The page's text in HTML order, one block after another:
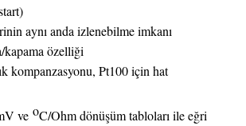
aynı anda izlenebilme imkanı
kapama özelliği
kompanzasyonu, Pt100 için hat
ve oC/Ohm dönüşüm tabloları ile eğri